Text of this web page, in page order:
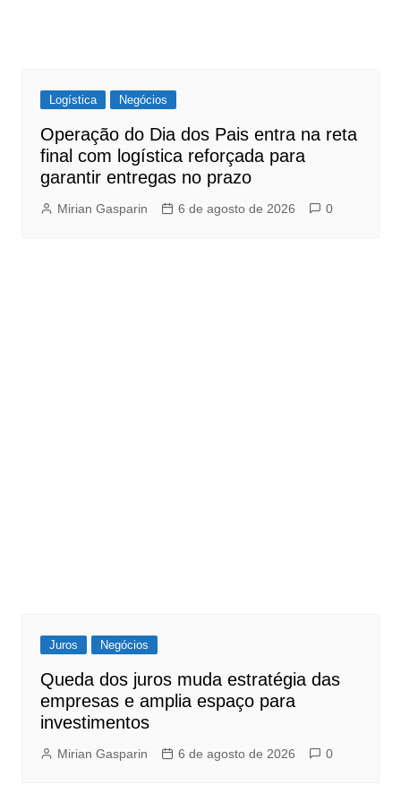
Logística Negócios
Operação do Dia dos Pais entra na reta
final com logística reforçada para
garantir entregas no prazo
Mirian Gasparin 6 de agosto de 2026 0
Juros Negócios
Queda dos juros muda estratégia das
empresas e amplia espaço para
investimentos
Mirian Gasparin 6 de agosto de 2026 0